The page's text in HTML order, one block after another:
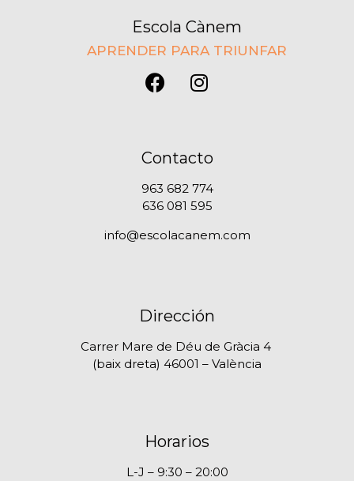
Escola Cànem
APRENDER PARA TRIUNFAR
Contacto
963 682 774
636 081 595
info@escolacanem.com
Dirección
Carrer Mare de Déu de Gràcia 4
(baix dreta) 46001 – València
Horarios
L-J – 9:30 – 20:00